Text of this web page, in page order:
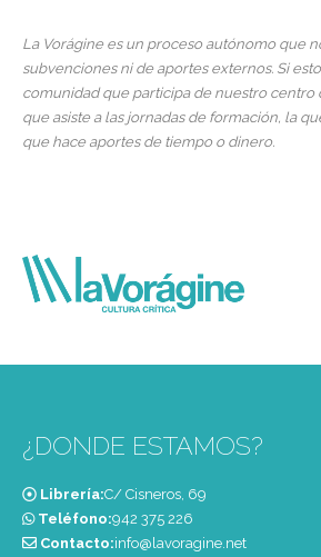
La Vorágine es un proceso autónomo que
subvenciones ni de aportes externos. Si
comunidad que participa de nuestro centro
que asiste a las jornadas de formación, la
que hace aportes de tiempo o dinero.
¿DONDE ESTAMOS?
Librería:C/ Cisneros, 69
Teléfono:‭942 375 226‬
Contacto:info@lavoragine.net